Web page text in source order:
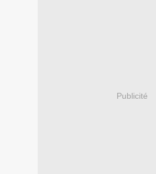
Publicité